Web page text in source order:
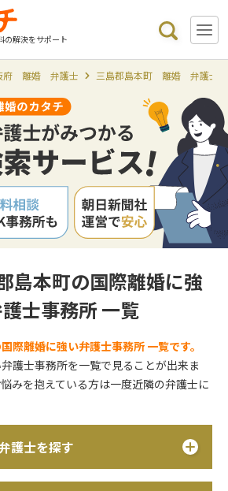
の解決をサポート
府 離婚 弁護士 三島郡島本町 離婚 弁護士
島本町の国際離婚に強
士事務所 一覧
際離婚に強い弁護士事務所 一覧です。
護士事務所を一覧で見ることが出来ま
みを抱えている方は一度近隣の弁護士に
護士を探す